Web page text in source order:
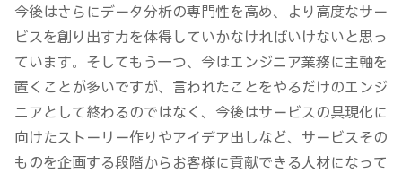
今後はさらにデータ分析の専門性を高め、より高度なサー
ビスを創り出す力を体得していかなければいけないと思っ
ています。そしてもう一つ、今はエンジニア業務に主軸を
置くことが多いですが、言われたことをやるだけのエンジ
ニアとして終わるのではなく、今後はサービスの具現化に
向けたストーリー作りやアイデア出しなど、サービスその
ものを企画する段階からお客様に貢献できる人材になって